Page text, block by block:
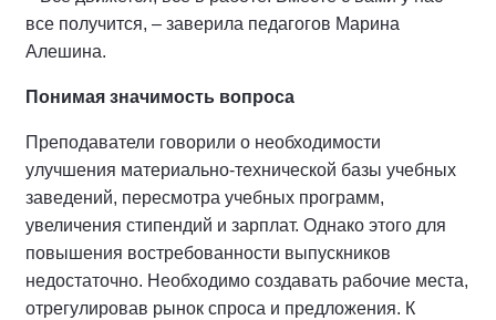
все получится, – заверила педагогов Марина
Алешина.
Понимая значимость вопроса
Преподаватели говорили о необходимости
улучшения материально-технической базы учебных
заведений, пересмотра учебных программ,
увеличения стипендий и зарплат. Однако этого для
повышения востребованности выпускников
недостаточно. Необходимо создавать рабочие места,
отрегулировав рынок спроса и предложения. К